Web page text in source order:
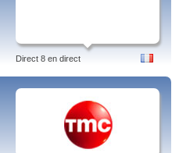
Direct 8 en direct